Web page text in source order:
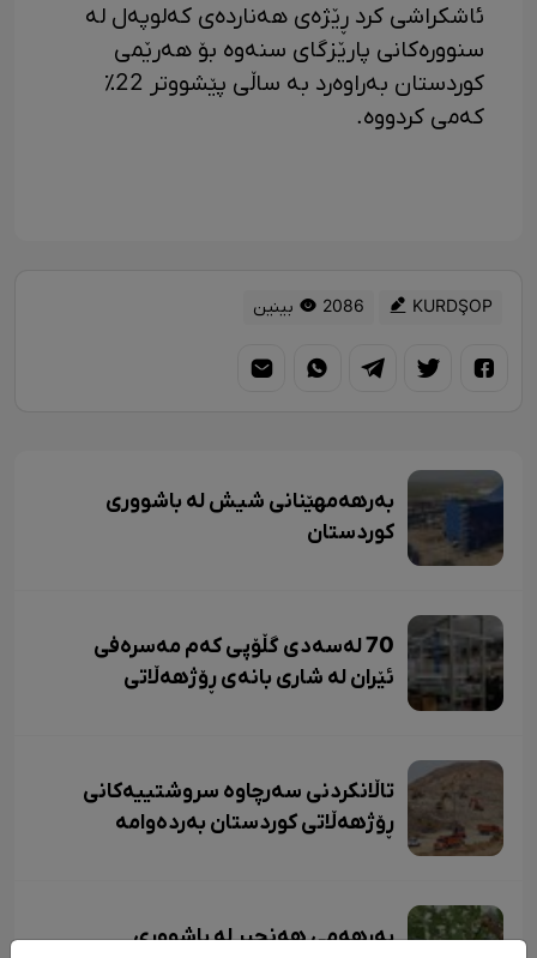
ئاشکراشی کرد ڕێژەی هەناردەی کەلوپەل لە
سنوورەکانی پارێزگای سنەوە بۆ هەرێمی
کوردستان بەراوەرد بە ساڵی پێشووتر 22٪
کەمی کردووە.
KURDŞOP 2086 بینین
بەرهەمهێنانی شیش لە باشووری
کوردستان
70 لەسەدی گڵۆپی کەم مەسرەفی
ئێران لە شاری بانەی ڕۆژهەڵاتی
تاڵانکردنی سەرچاوە سروشتییەکانی
ڕۆژهەڵاتی کوردستان بەردەوامە
بەرهەمی هەنجیر لە باشووری